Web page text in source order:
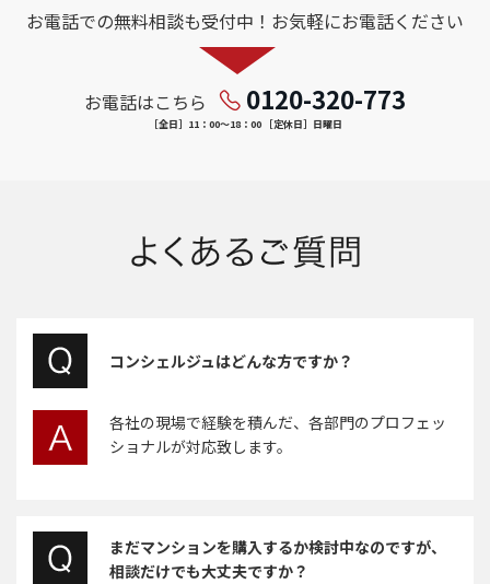
お電話での無料相談も受付中！お気軽にお電話ください
お電話はこちら 0120-320-773
［全日］11：00～18：00 ［定休日］日曜日
コンシェルジュはどんな方ですか？
各社の現場で経験を積んだ、各部門のプロフェッ
ショナルが対応致します。
まだマンションを購入するか検討中なのですが、
相談だけでも大丈夫ですか？